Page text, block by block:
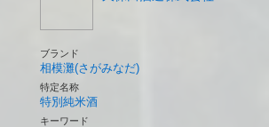
ブランド
相模灘(さがみなだ)
特定名称
特別純米酒
キーワード